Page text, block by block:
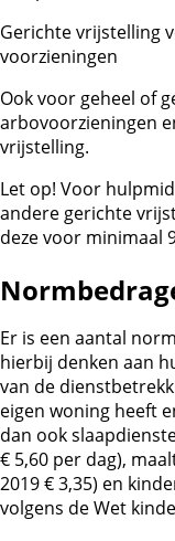
Gerichte vrijstelling
voorzieningen
Ook voor geheel of
arbovoorzieningen
vrijstelling.
Let op! Voor
andere gerichte
deze voor minimaal
Er is een aantal
hierbij denken aan
van de
eigen woning heeft
dan ook
€ 5,60 per dag),
2019 € 3,35) en
volgens de Wet